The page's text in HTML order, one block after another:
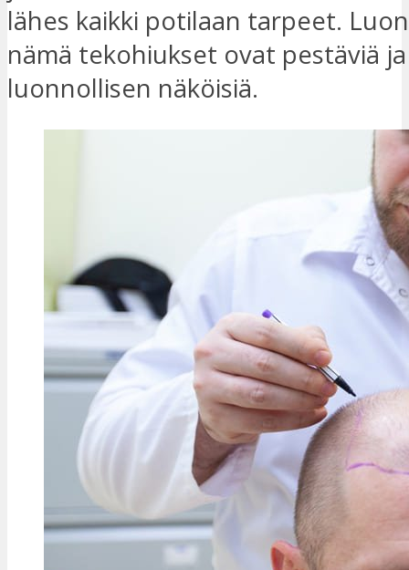
lähes kaikki potilaan tarpeet.
nämä tekohiukset ovat pestäviä ja
luonnollisen näköisiä.